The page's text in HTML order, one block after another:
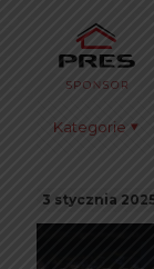
Kategorie
3 stycznia